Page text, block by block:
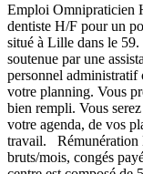
Emploi Omnipraticien
dentiste H/F pour un
situé à Lille dans le 59.
soutenue par une
personnel administratif
votre planning. Vous
bien rempli. Vous
votre agenda, de vos
travail. Rémunération
bruts/mois, congés